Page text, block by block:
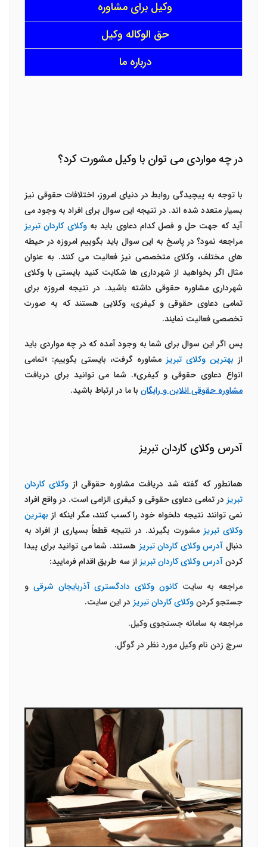
وکیل برای مشاوره
حق الوکاله وکیل
درباره ما
در چه مواردی می توان با وکیل مشورت کرد؟
با توجه به پیچیدگی روابط در دنیای امروز، اختلافات حقوقی نیز
بسیار متعدد شده اند. در نتیجه این سوال برای افراد به وجود می
آید که جهت حل و فصل کدام دعاوی باید بهوکلای کاردان تبریز
مراجعه نمود؟ در پاسخ به این سوال باید بگوییم امروزه در حیطه
های مختلف، وکلای متخصصی نیز فعالیت می کنند. به عنوان
مثال اگر بخواهید از شهرداری ها شکایت کنید بایستی با وکلای
شهرداری مشاوره حقوقی داشته باشید. در نتیجه امروزه برای
تمامی دعاوی حقوقی و کیفری، وکلایی هستند که به صورت
تخصصی فعالیت نمایند.
پس اگر این سوال برای شما به وجود آمده که در چه مواردی باید
از بهترین وکلای تبریز مشاوره گرفت، بایستی بگوییم: «تمامی
انواع دعاوی حقوقی و کیفری». شما می توانید برای دریافت
مشاوره حقوقی انلاین و رایگان با ما در ارتباط باشید.
آدرس وکلای کاردان تبریز
همانطور که گفته شد دریافت مشاوره حقوقی ازوکلای کاردان
تبریز در تمامی دعاوی حقوقی و کیفری الزامی است. در واقع افراد
نمی توانند نتیجه دلخواه خود را کسب کنند، مگر اینکه از بهترین
وکلای تبریز مشورت بگیرند. در نتیجه قطعاً بسیاری از افراد به
دنبال آدرس وکلای کاردان تبریز هستند. شما می توانید برای پیدا
کردنآدرس وکلای کاردان تبریز از سه طریق اقدام فرمایید:
مراجعه به سایتکانون وکلای دادگستری آذربایجان شرقی و
جستجو کردنوکلای کاردان تبریز در این سایت.
مراجعه به سامانه جستجوی وکیل.
سرچ زدن نام وکیل مورد نظر در گوگل.